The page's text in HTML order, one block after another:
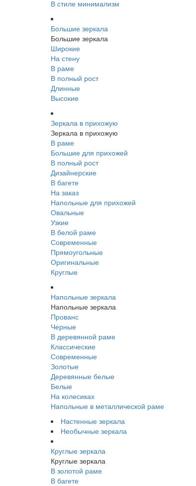
В стиле минимализм
Большие зеркала
Большие зеркала
Широкие
На стену
В раме
В полный рост
Длинные
Высокие
Зеркала в прихожую
Зеркала в прихожую
В раме
Большие для прихожей
В полный рост
Дизайнерские
В багете
На заказ
Напольные для прихожей
Овальные
Узкие
В белой раме
Современные
Прямоугольные
Оригинальные
Круглые
Напольные зеркала
Напольные зеркала
Прованс
Черные
В деревянной раме
Классические
Современные
Золотые
Деревянные белые
Белые
На колесиках
Напольные в металлической раме
Настенные зеркала
Необычные зеркала
Круглые зеркала
Круглые зеркала
В золотой раме
В багете